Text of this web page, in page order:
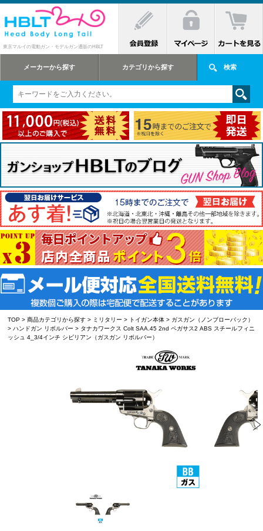
東京マルイの電動ガン・モデルガン通販のHBLT
メーカーから探す カテゴリから探す 検索
TOP >商品カテゴリから探す > ミリタリー > トイガン本体 > ガスガン（ノンブローバック）
>ハンドガン リボルバー > タナカワークス Colt SAA.45 2nd ペガサス2 ABS スチールフィニ
ッシュ 4_3/4インチ シビリアン（ガスガン リボルバー）